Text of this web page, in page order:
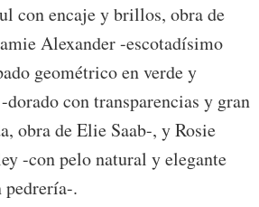
con encaje y brillos, obra de
Alexander -escotadísimo
geométrico en verde y
con transparencias y gran
obra de Elie Saab-, y Rosie
-con pelo natural y elegante
pedrería-.